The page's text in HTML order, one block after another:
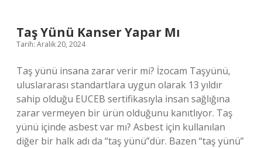
Taş Yünü Kanser Yapar Mı
Tarih: Aralık 20, 2024
Taş yünü insana zarar verir mi? İzocam Taşyünü,
uluslararası standartlara uygun olarak 13 yıldır
sahip olduğu EUCEB sertifikasıyla insan sağlığına
zarar vermeyen bir ürün olduğunu kanıtlıyor. Taş
yünü içinde asbest var mı? Asbest için kullanılan
diğer bir halk adı da “taş yünü”dür. Bazen “taş yünü”